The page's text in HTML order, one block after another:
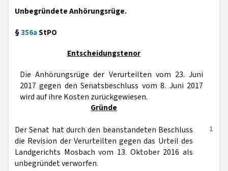
Unbegründete Anhörungsrüge.
§356aStPO
Entscheidungstenor
Die Anhörungsrüge der Verurteilten vom 23. Juni
2017 gegen den Senatsbeschluss vom 8. Juni 2017
wird auf ihre Kosten zurückgewiesen.
Gründe
1
Der Senat hat durch den beanstandeten Beschluss
die Revision der Verurteilten gegen das Urteil des
Landgerichts Mosbach vom 13. Oktober 2016 als
unbegründet verworfen.